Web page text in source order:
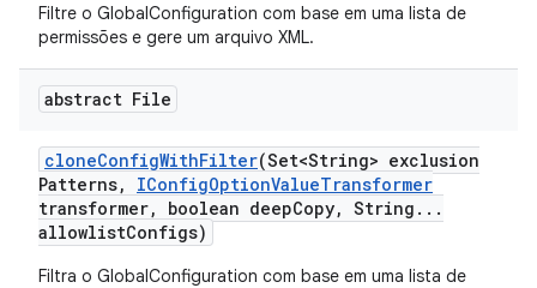
Filtre o GlobalConfiguration com base em uma lista de
permissões e gere um arquivo XML.
abstract File
cloneConfigWithFilter(Set<String> exclusion
Patterns, IConfigOptionValueTransformer
transformer, boolean deepCopy, String . . .
allowlistConfigs)
Filtra o GlobalConfiguration com base em uma lista de